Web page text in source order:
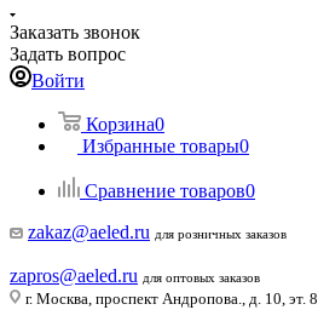
Заказать звонок
Задать вопрос
Войти
Корзина0
Избранные товары0
Сравнение товаров0
zakaz@aeled.ru для розничных заказов
zapros@aeled.ru для оптовых заказов
г. Москва, проспект Андропова., д. 10, эт. 8